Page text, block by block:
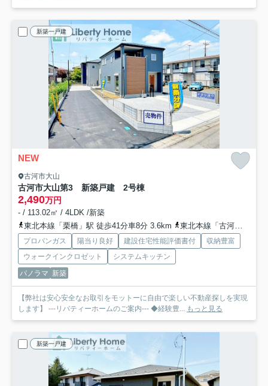
新築一戸建
NEW
古河市大山
古河市大山第3 新築戸建 2号棟
2,490万円
- / 113.02㎡ / 4LDK /新築
東北本線「栗橋」駅 徒歩41分車8分 3.6km
東北本線「古河」駅 徒歩68分車14分 5.8km
プロパンガス 陽当り良好 建設住宅性能評価書付
収納豊富
ウォークインクロゼット
システムキッチン
パノラマ 新築
【弊社は安心安全なお取引をモットーに自由で楽しい不動産探しを実現
します】 ---リバティーホームのご案内--- ◆経験豊... もっと見る
新築一戸建